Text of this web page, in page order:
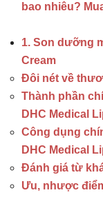
bao nhiêu?
1. Son dưỡng
Cream
Đôi nét về
Thành phần
DHC Medical
Công dụng
DHC Medical
Đánh giá từ
Ưu, nhược